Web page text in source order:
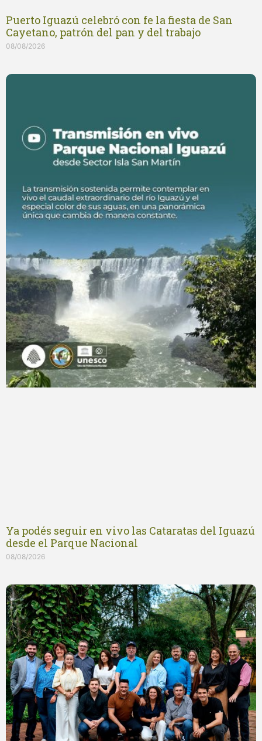
Puerto Iguazú celebró con fe la fiesta de San
Cayetano, patrón del pan y del trabajo
08/08/2026
Ya podés seguir en vivo las Cataratas del Iguazú
desde el Parque Nacional
08/08/2026